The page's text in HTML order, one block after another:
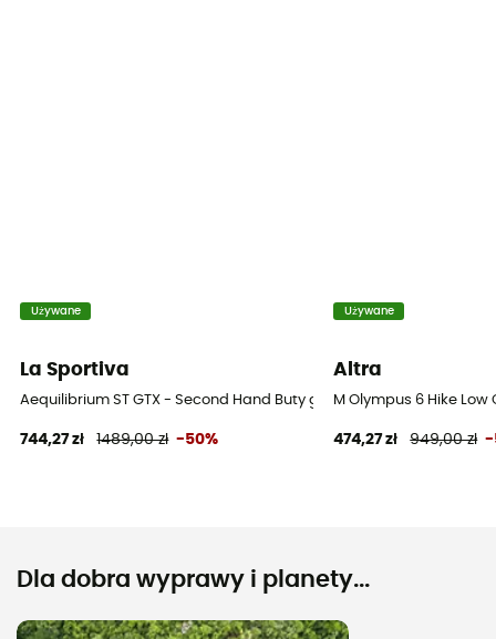
Używane
La Sportiva
Aequilibrium ST GTX - Second Hand Buty górskie meskie - Czarny -
744,27 zł 1489,00 zł -50%
Używane
Altra
M Olympus 6 Hike
474,27 zł 949,00 zł -
Dla dobra wyprawy i planety...